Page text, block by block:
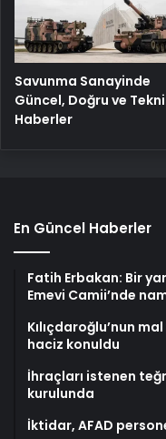
Savunma Sanayinde
Güncel, Doğru ve
Haberler
En Güncel Haberler
Fatih Erbakan: Bir
Emevi Camii’nde
Kılıçdaroğlu’nun
haciz konuldu
İhraçları istenen
kurulunda
İktidar, AFAD